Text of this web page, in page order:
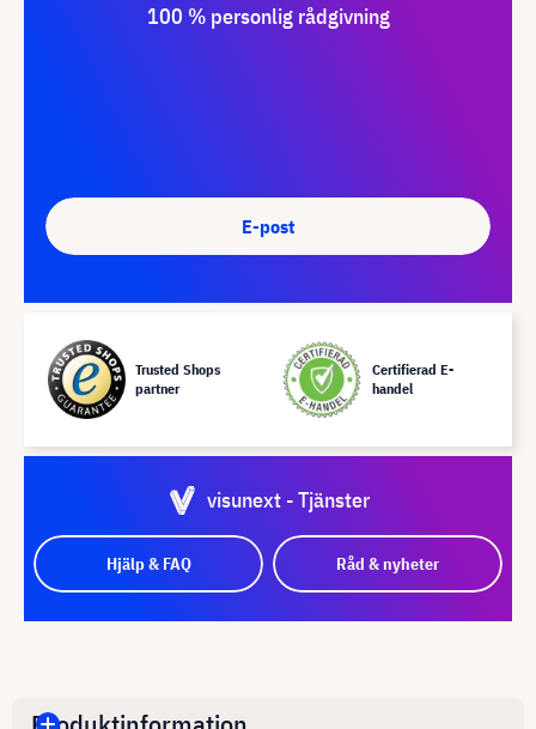
100 % personlig rådgivning
E-post
Trusted Shops
partner
Certifierad E-
handel
visunext - Tjänster
Hjälp & FAQ Råd & nyheter